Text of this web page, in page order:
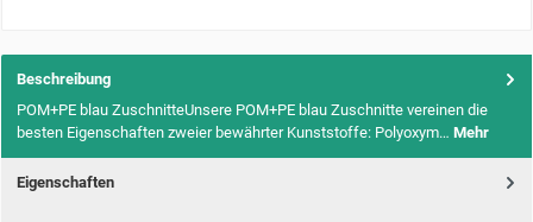
Beschreibung
POM+PE blau ZuschnitteUnsere POM+PE blau Zuschnitte vereinen die
besten Eigenschaften zweier bewährter Kunststoffe: Polyoxym… Mehr
Eigenschaften